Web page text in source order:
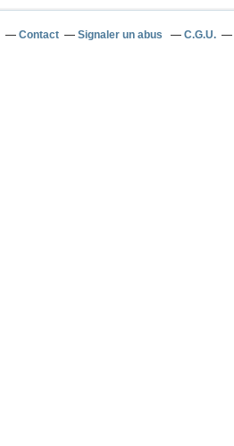
Contact Signaler un abus C.G.U.